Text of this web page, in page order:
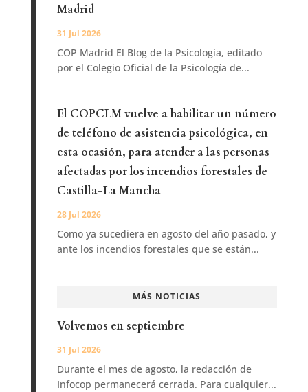
Madrid
31 Jul 2026
COP Madrid El Blog de la Psicología, editado
por el Colegio Oficial de la Psicología de...
El COPCLM vuelve a habilitar un número
de teléfono de asistencia psicológica, en
esta ocasión, para atender a las personas
afectadas por los incendios forestales de
Castilla-La Mancha
28 Jul 2026
Como ya sucediera en agosto del año pasado, y
ante los incendios forestales que se están...
MÁS NOTICIAS
Volvemos en septiembre
31 Jul 2026
Durante el mes de agosto, la redacción de
Infocop permanecerá cerrada. Para cualquier...